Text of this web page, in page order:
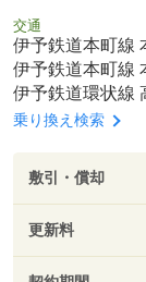
交通
伊予鉄道本町線
伊予鉄道本町線
伊予鉄道環状線
乗り換え検索
敷引・償却
更新料